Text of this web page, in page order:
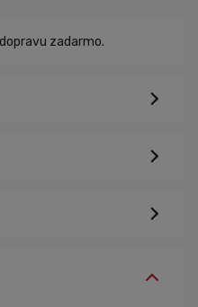
zadarmo.